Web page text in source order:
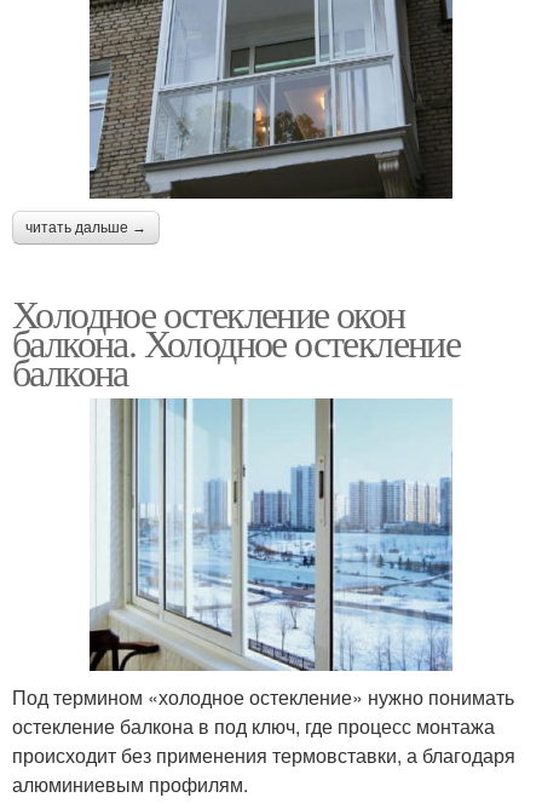
читать дальше →
Холодное остекление окон
балкона. Холодное остекление
балкона
Под термином «холодное остекление» нужно понимать
остекление балкона в под ключ, где процесс монтажа
происходит без применения термовставки, а благодаря
алюминиевым профилям.